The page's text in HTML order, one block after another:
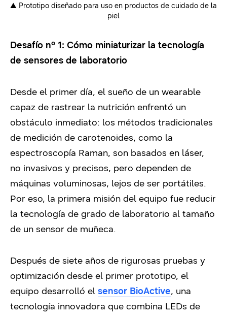
▲ Prototipo diseñado para uso en productos de cuidado de la
piel
Desafío nº 1: Cómo miniaturizar la tecnología
de sensores de laboratorio
Desde el primer día, el sueño de un wearable
capaz de rastrear la nutrición enfrentó un
obstáculo inmediato: los métodos tradicionales
de medición de carotenoides, como la
espectroscopía Raman, son basados en láser,
no invasivos y precisos, pero dependen de
máquinas voluminosas, lejos de ser portátiles.
Por eso, la primera misión del equipo fue reducir
la tecnología de grado de laboratorio al tamaño
de un sensor de muñeca.
Después de siete años de rigurosas pruebas y
optimización desde el primer prototipo, el
equipo desarrolló el sensor BioActive, una
tecnología innovadora que combina LEDs de